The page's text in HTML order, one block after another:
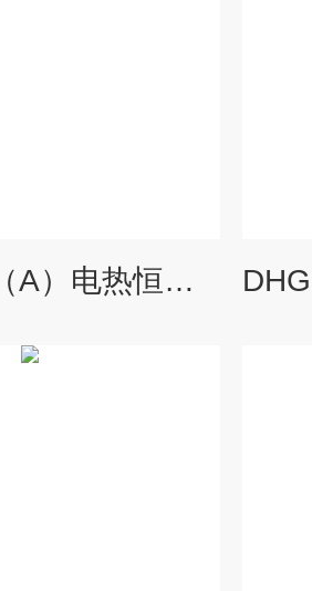
DHG-9030（A）电热恒温鼓风干燥箱,智能鼓风干燥箱价格,数显恒温干燥箱